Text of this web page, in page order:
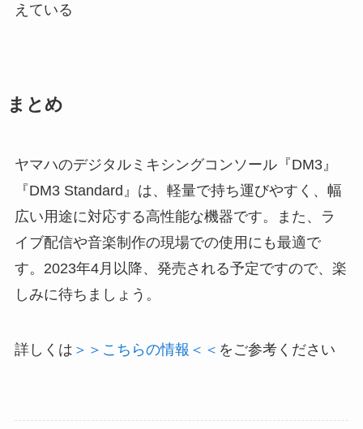
えている
まとめ
ヤマハのデジタルミキシングコンソール『DM3』
『DM3 Standard』は、軽量で持ち運びやすく、幅
広い用途に対応する高性能な機器です。また、ラ
イブ配信や音楽制作の現場での使用にも最適で
す。2023年4月以降、発売される予定ですので、楽
しみに待ちましょう。
詳しくは ＞＞こちらの情報＜＜ をご参考ください